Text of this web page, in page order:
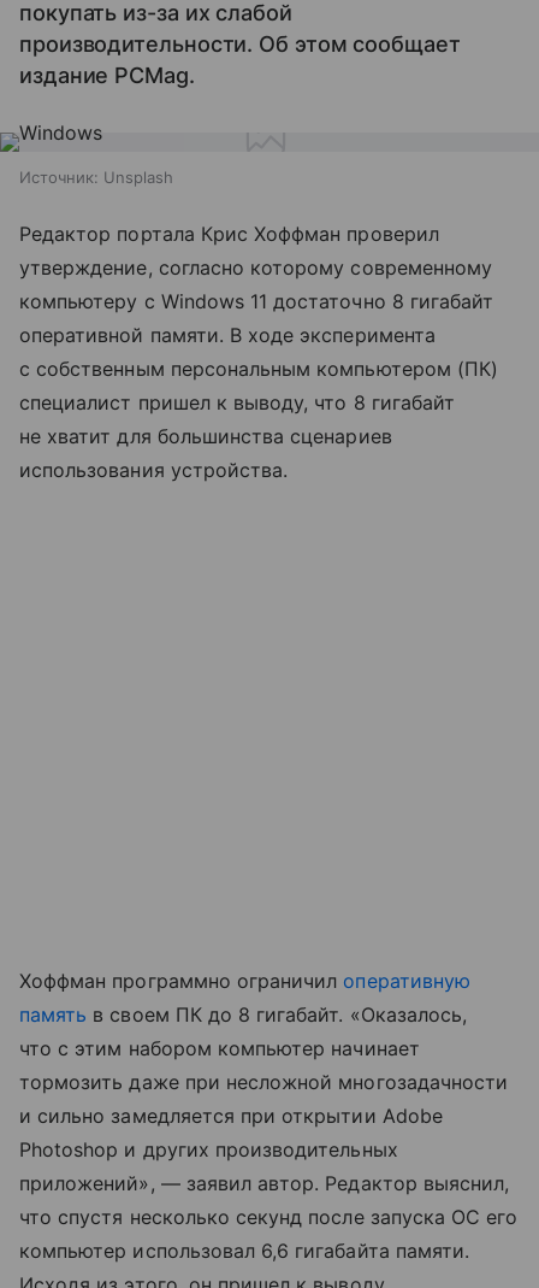
покупать из-за их слабой
производительности. Об этом сообщает
издание PCMag.
Источник: Unsplash
Редактор портала Крис Хоффман проверил
утверждение, согласно которому современному
компьютеру с Windows 11 достаточно 8 гигабайт
оперативной памяти. В ходе эксперимента
с собственным персональным компьютером (ПК)
специалист пришел к выводу, что 8 гигабайт
не хватит для большинства сценариев
использования устройства.
Хоффман программно ограничил оперативную
память в своем ПК до 8 гигабайт. «Оказалось,
что с этим набором компьютер начинает
тормозить даже при несложной многозадачности
и сильно замедляется при открытии Adobe
Photoshop и других производительных
приложений», — заявил автор. Редактор выяснил,
что спустя несколько секунд после запуска ОС его
компьютер использовал 6,6 гигабайта памяти.